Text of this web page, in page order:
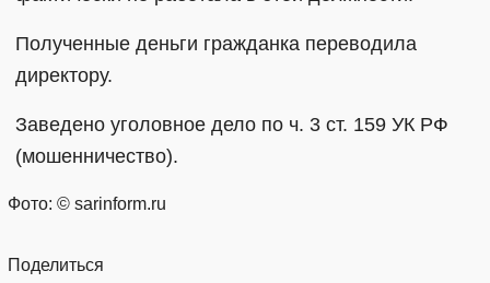
Полученные деньги гражданка переводила
директору.
Заведено уголовное дело по ч. 3 ст. 159 УК РФ
(мошенничество).
Фото: © sarinform.ru
Поделиться